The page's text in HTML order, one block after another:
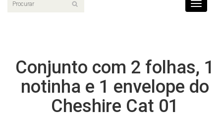
Toggle
Conjunto com 2 folhas, 1
notinha e 1 envelope do
Cheshire Cat 01